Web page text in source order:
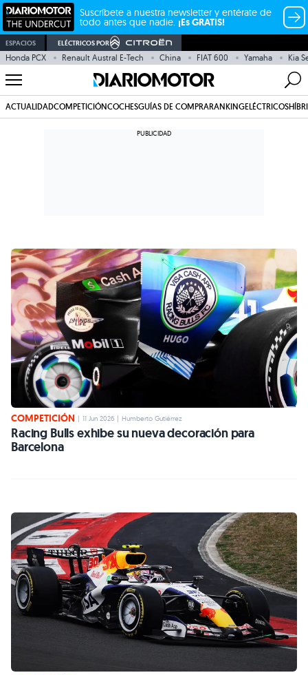
Suscríbete a nuestra newsletter y entérate de
todo antes que nadie. ¡Es GRATIS!
ESPACIOS ELÉCTRICOS POR
Honda PCX Renault Austral E-Tech China FIAT 600 Yamaha Kia
ACTUALIDADCOMPETICIÓNCOCHESGUÍAS DE COMPRARANKINGELÉCTRICOS
COMPETICIÓN | 11 Jun 2026 | Humberto Gutiérrez
Racing Bulls exhibe su nueva decoración para
Barcelona